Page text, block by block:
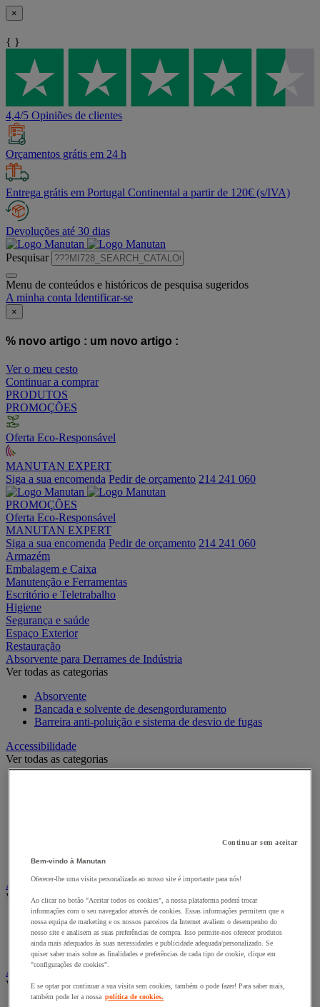
×
{ }
4,4/5 Opiniões de clientes
Orçamentos grátis em 24 h
Entrega grátis em Portugal Continental a partir de 120€ (s/IVA)
Devoluções até 30 dias
Pesquisar
Menu de conteúdos e históricos de pesquisa sugeridos
A minha conta Identificar-se
×
% novo artigo : um novo artigo :
Ver o meu cesto
Continuar a comprar
PRODUTOS
PROMOÇÕES
Oferta Eco-Responsável
MANUTAN EXPERT
Siga a sua encomenda Pedir de orçamento 214 241 060
PROMOÇÕES
Oferta Eco-Responsável
MANUTAN EXPERT
Siga a sua encomenda Pedir de orçamento 214 241 060
Armazém
Embalagem e Caixa
Manutenção e Ferramentas
Escritório e Teletrabalho
Higiene
Segurança e saúde
Espaço Exterior
Restauração
Absorvente para Derrames de Indústria
Ver todas as categorias
Absorvente
Bancada e solvente de desengorduramento
Barreira anti-poluição e sistema de desvio de fugas
Accessibilidade
Ver todas as categorias
Sinalética para PMR
Alarme e videovigilância
Ver todas as categorias
Alarme e Detetor de Movimento
Intercomunicador e Videotelefone
Videovigilância
Armário de segurança e armazenamento de materiais perigosos
Ver todas as categorias
Continuar sem aceitar
Bem-vindo à Manutan
Oferecer-lhe uma visita personalizada ao nosso site é importante para nós!
Ao clicar no botão "Aceitar todos os cookies", a nossa plataforma poderá trocar
informações com o seu navegador através de cookies. Essas informações permitem que a
nossa equipa de marketing e os nossos parceiros da Internet avaliem o desempenho do
nosso site e analisem as suas preferências de compra. Isso permite-nos oferecer produtos
ainda mais adequados às suas necessidades e publicidade adequada/personalizado. Se
quiser saber mais sobre as finalidades e preferências de cada tipo de cookie, clique em
"configurações de cookies".
E se optar por continuar a sua visita sem cookies, também o pode fazer! Para saber mais,
também pode ler a nossa política de cookies.